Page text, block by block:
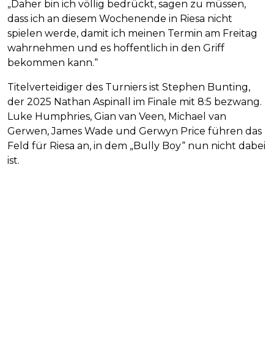
„Daher bin ich völlig bedrückt, sagen zu müssen,
dass ich an diesem Wochenende in Riesa nicht
spielen werde, damit ich meinen Termin am Freitag
wahrnehmen und es hoffentlich in den Griff
bekommen kann.“
Titelverteidiger des Turniers ist Stephen Bunting,
der 2025 Nathan Aspinall im Finale mit 8:5 bezwang.
Luke Humphries, Gian van Veen, Michael van
Gerwen, James Wade und Gerwyn Price führen das
Feld für Riesa an, in dem „Bully Boy“ nun nicht dabei
ist.